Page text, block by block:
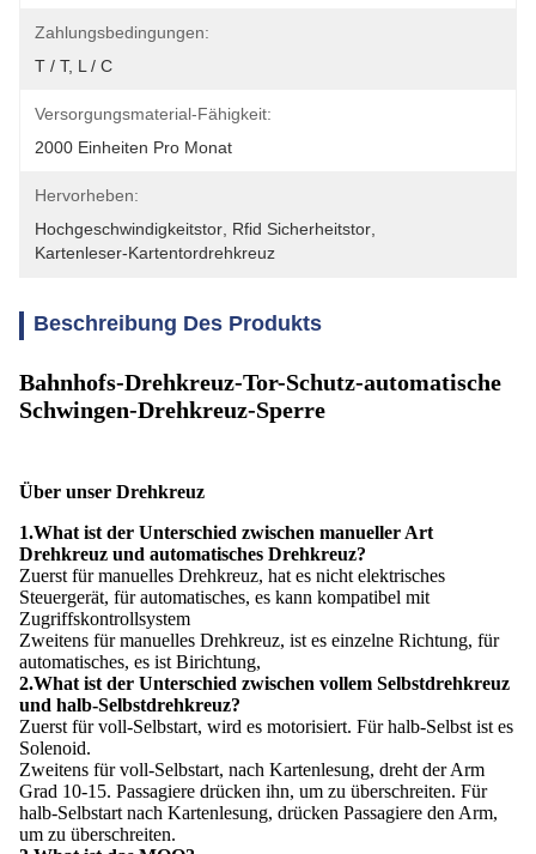
Zahlungsbedingungen:
T / T, L / C
Versorgungsmaterial-Fähigkeit:
2000 Einheiten Pro Monat
Hervorheben:
Hochgeschwindigkeitstor Rfid Sicherheitstor
Kartenleser-Kartentordrehkreuz
Beschreibung Des Produkts
Bahnhofs-Drehkreuz-Tor-Schutz-automatische
Schwingen-Drehkreuz-Sperre
Über unser Drehkreuz
1.What ist der Unterschied zwischen manueller Art
Drehkreuz und automatisches Drehkreuz?
Zuerst für manuelles Drehkreuz, hat es nicht elektrisches
Steuergerät, für automatisches, es kann kompatibel mit
Zugriffskontrollsystem
Zweitens für manuelles Drehkreuz, ist es einzelne Richtung, für
automatisches, es ist Birichtung,
2.What ist der Unterschied zwischen vollem Selbstdrehkreuz
und halb-Selbstdrehkreuz?
Zuerst für voll-Selbstart, wird es motorisiert. Für halb-Selbst ist es
Solenoid.
Zweitens für voll-Selbstart, nach Kartenlesung, dreht der Arm
Grad 10-15. Passagiere drücken ihn, um zu überschreiten. Für
halb-Selbstart nach Kartenlesung, drücken Passagiere den Arm,
um zu überschreiten.